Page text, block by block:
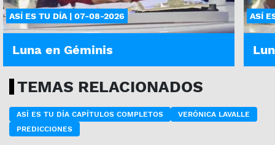
ASÍ ES TU DÍA | 07-08-2026
Luna en Géminis
ASÍ
TEMAS RELACIONADOS
ASÍ ES TU DÍA CAPÍTULOS COMPLETOS
VERÓNICA LAVALLE
PREDICCIONES